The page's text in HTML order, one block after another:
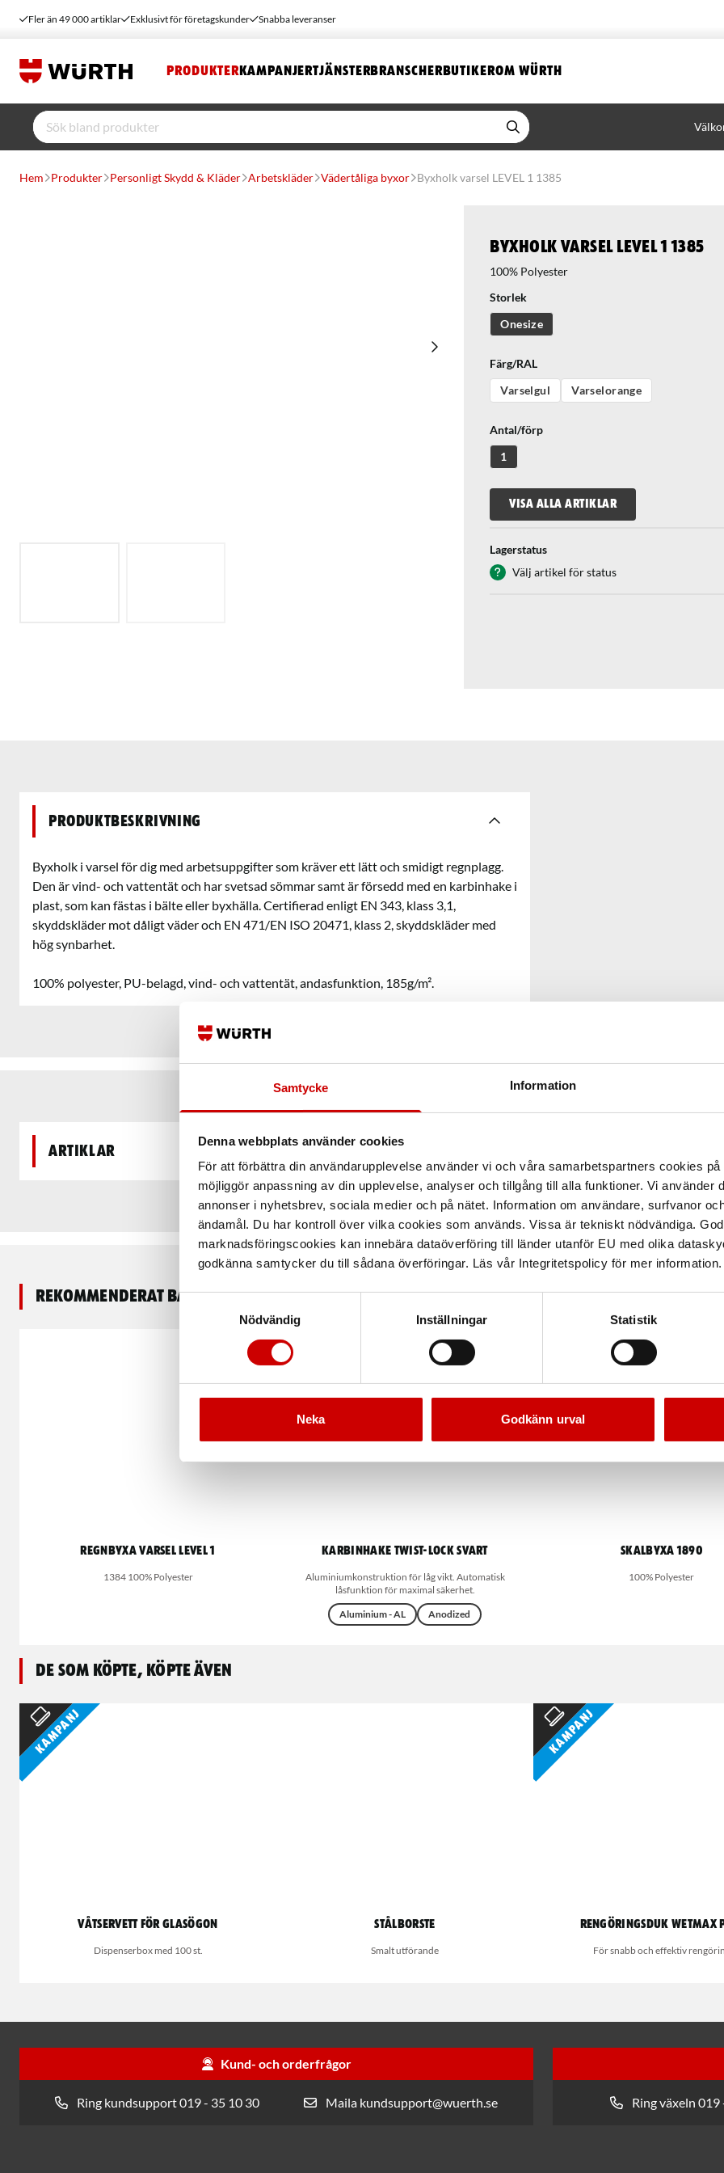
Samtycke Information
Denna webbplats använder cookies
För att förbättra din användarupplevelse använder vi och våra samarbetspartners cookies
möjliggör anpassning av din upplevelse, analyser och tillgång till alla funktioner. Vi använder
annonser i nyhetsbrev, sociala medier och på nätet. Information om användare, surfvanor
ändamål. Du har kontroll över vilka cookies som används. Vissa är tekniskt nödvändiga.
marknadsföringscookies kan innebära dataöverföring till länder utanför EU med olika
godkänna samtycker du till sådana överföringar. Läs vår Integritetspolicy för mer information.
Samtyckesval
Nödvändig
Inställningar Statistik
Neka Godkänn urval
Fler än 49 000 artiklar Exklusivt för företagskunder Snabba leveranser
PRODUKTER KAMPANJERTJÄNSTERBRANSCHERBUTIKEROM WÜRTH
Hem Produkter Personligt Skydd & Kläder Arbetskläder Vädertåliga byxor Byxholk varsel LEVEL 1 1385
Byxholk varsel LEVEL 1 1385
100% Polyester
Storlek
Onesize
Färg/RAL
Varselgul
Varselorange
Antal/förp
1
VISA ALLA ARTIKLAR
Lagerstatus
Välj artikel för status
Produktbeskrivning
Byxholk i varsel för dig med arbetsuppgifter som kräver ett lätt och smidigt regnplagg.
Den är vind- och vattentät och har svetsad sömmar samt är försedd med en karbinhake i
plast, som kan fästas i bälte eller byxhälla. Certifierad enligt EN 343, klass 3,1,
skyddskläder mot dåligt väder och EN 471/EN ISO 20471, klass 2, skyddskläder med
hög synbarhet.
100% polyester, PU-belagd, vind- och vattentät, andasfunktion, 185g/m².
Artiklar
Rekommenderat baserat på vald produkt
Regnbyxa varsel LEVEL 1
1384 100% Polyester
Kampanj
Karbinhake Twist-Lock svart
Aluminiumkonstruktion för låg vikt. Automatisk
låsfunktion för maximal säkerhet.
Aluminium - AL
Anodized
Skalbyxa 1890
100% Polyester
De som köpte, köpte även
Kampanj
Våtservett för glasögon
Dispenserbox med 100 st.
Stålborste
Smalt utförande
Kampanj
Rengöringsduk Wetmax
För snabb och effektiv
Kund- och orderfrågor
Ring kundsupport 019 - 35 10 30 Maila kundsupport@wuerth.se Ring växeln 019